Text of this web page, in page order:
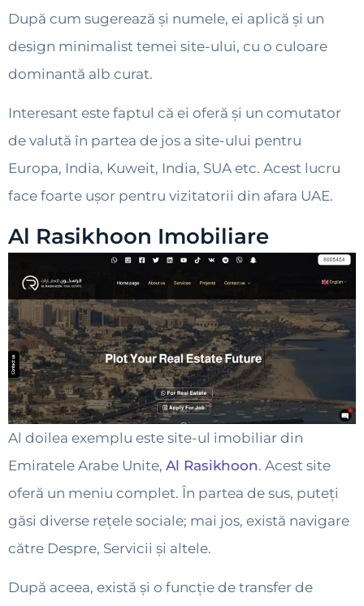
După cum sugerează și numele, ei aplică și un
design minimalist temei site-ului, cu o culoare
dominantă alb curat.
Interesant este faptul că ei oferă și un comutator
de valută în partea de jos a site-ului pentru
Europa, India, Kuweit, India, SUA etc. Acest lucru
face foarte ușor pentru vizitatorii din afara UAE.
Al Rasikhoon Imobiliare
Al doilea exemplu este site-ul imobiliar din
Emiratele Arabe Unite, Al Rasikhoon. Acest site
oferă un meniu complet. În partea de sus, puteți
găsi diverse rețele sociale; mai jos, există navigare
către Despre, Servicii și altele.
După aceea, există și o funcție de transfer de